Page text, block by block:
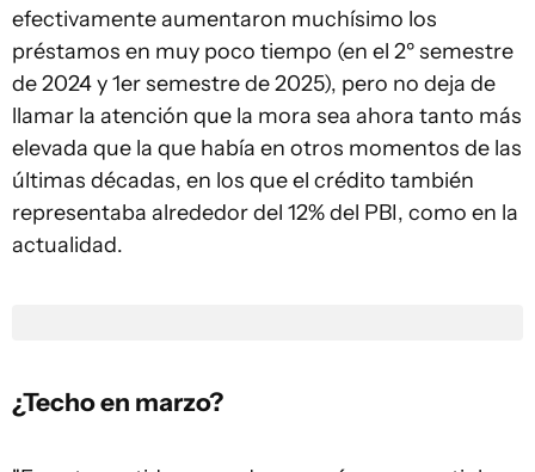
efectivamente aumentaron muchísimo los
préstamos en muy poco tiempo (en el 2º semestre
de 2024 y 1er semestre de 2025), pero no deja de
llamar la atención que la mora sea ahora tanto más
elevada que la que había en otros momentos de las
últimas décadas, en los que el crédito también
representaba alrededor del 12% del PBI, como en la
actualidad.
¿Techo en marzo?